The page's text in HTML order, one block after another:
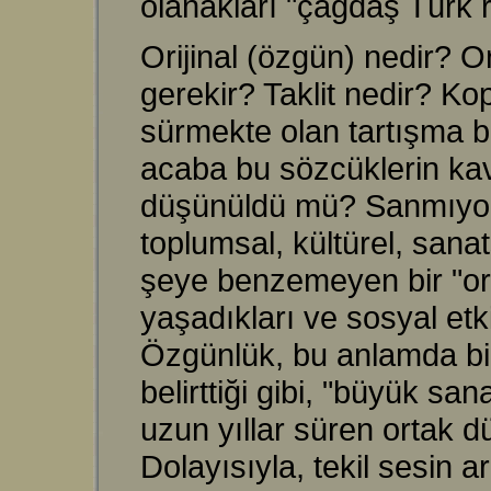
Orijinal (özgün) nedir?
gerekir? Taklit nedir?
sürmekte olan tartışma
acaba bu sözcüklerin
düşünüldü mü?
toplumsal, kültürel,
şeye benzemeyen bir
yaşadıkları ve sosyal
Özgünlük, bu anlamda
belirttiği gibi, "büyük
uzun yıllar süren ortak
Dolayısıyla, tekil sesin